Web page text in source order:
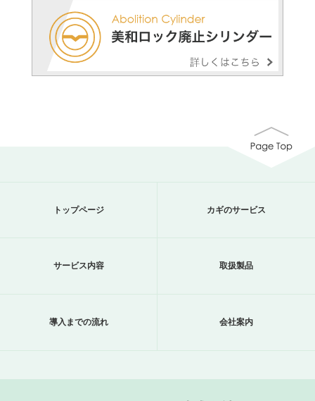
トップページ カギのサービス
サービス内容 取扱製品
導入までの流れ 会社案内